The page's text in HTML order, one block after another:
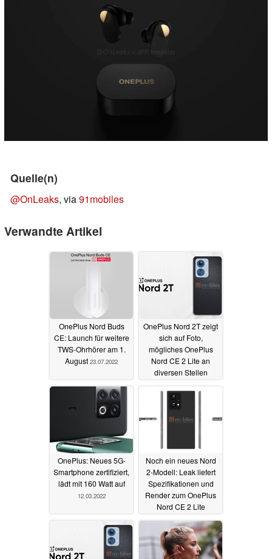
Quelle(n)
@OnLeaks, via91mobiles
Verwandte Artikel
OnePlus Nord Buds
CE: Launch für weitere
TWS-Ohrhörer am 1.
August 23.07.2022
OnePlus Nord 2T zeigt
sich auf Foto,
mögliches OnePlus
Nord CE 2 Lite an
diversen Stellen
OnePlus: Neues 5G-
Smartphone zertifiziert,
lädt mit 160 Watt auf
12.03.2022
Noch ein neues Nord
2-Modell: Leak liefert
Spezifikationen und
Render zum OnePlus
Nord CE 2 Lite
11.03.2022